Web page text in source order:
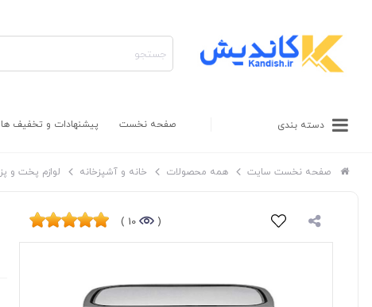
دسته بندی صفحه نخست پیشنهادات و تخفیف ها
صفحه نخست سایت همه محصولات خانه و آشپزخانه لوازم پخت و پز
(
10 )